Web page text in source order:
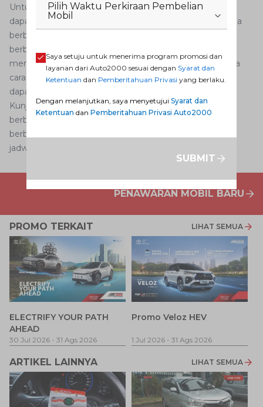
Untuk mendapatkan informasi lebih lanjut, AutoFamily
dapat mengunjungi
. Dapatkan juga
berbagai Promo Dealer Mobil Toyota terbaru untuk
berbagai jenis layanan purnajual Auto2000. Untuk
menjadwalkan kunjungan, Anda bisa klik
di sini
. Semoga
cara mendongkrak mobil sedan yang kami sampaikan
dapat membantu AutoFamily, ya!
KunjungiDealer Toyotasekarang jugadan dapatkan
berbagai
berbagai jenis
jadwalkan kunjungan
PENAWARAN MOBIL BARU
PROMO TERKAIT LIHAT SEMUA
ELECTRIFY YOUR PATH
AHEAD
30 Jul 2026 - 31 Ags 2026
Promo Veloz HEV
1 Jul 2026 - 31 Ags 2026
ARTIKEL LAINNYA LIHAT SEMUA
Pilih Waktu Perkiraan Pembelian
Mobil
Saya setuju untuk menerima program promosi dan
layanan dari Auto2000 sesuai dengan Syarat dan
Ketentuan dan Pemberitahuan Privasi yang berlaku.
Dengan melanjutkan, saya menyetujui Syarat dan
Ketentuan dan Pemberitahuan Privasi Auto2000
SUBMIT